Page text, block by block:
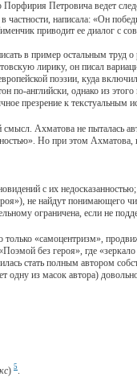
Петровича ведет
частности, написала: «Он
приводит ее диалог
в пример остальным труд
лирику, он писал
поэзии, куда
по-английски, однако из
презрение к
Ахматова не пыталась
Но при этом
с их
не найдут понимающего
ограничена, если
«самоцентризм»,
без героя», где «зеркало
стать полным автором
одну из масок автора)
) 5